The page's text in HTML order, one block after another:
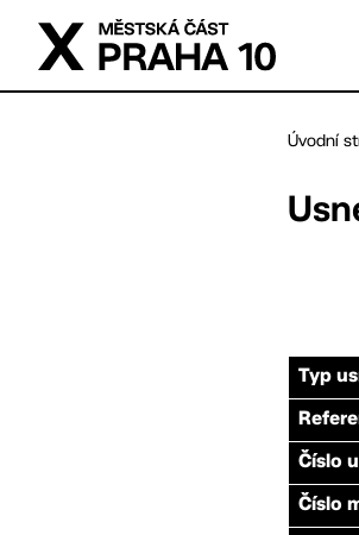
Přejít na hlavní obsah
Úvodní
Typ
Číslo
Číslo